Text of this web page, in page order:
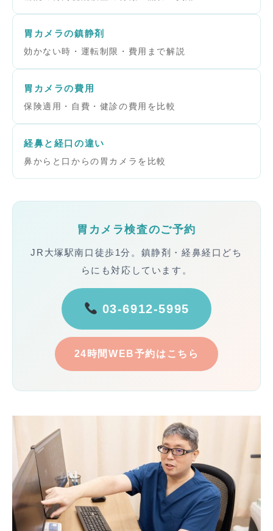
胃カメラの鎮静剤
効かない時・運転制限・費用まで解説
胃カメラの費用
保険適用・自費・健診の費用を比較
経鼻と経口の違い
鼻からと口からの胃カメラを比較
胃カメラ検査のご予約
JR大塚駅南口徒歩1分。鎮静剤・経鼻経口どち
らにも対応しています。
03-6912-5995
24時間WEB予約はこちら